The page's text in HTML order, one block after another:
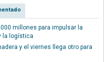
millones para impulsar la
la logística
y el viernes llega otro para